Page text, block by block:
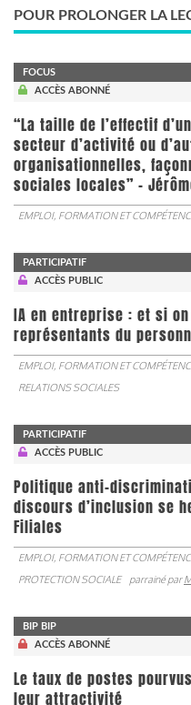
POUR PROLONGER LA
FOCUS
ACCÈS ABONNÉ
“La taille de l’effectif
secteur d’activité ou
organisationnelles,
sociales locales” -
EMPLOI, FORMATION ET
PARTICIPATIF
ACCÈS PUBLIC
IA en entreprise : et si
représentants du
EMPLOI, FORMATION ET
RELATIONS SOCIALES
PARTICIPATIF
ACCÈS PUBLIC
Politique anti-
discours d’inclusion se
Filiales
EMPLOI, FORMATION ET
PROTECTION SOCIALE
parrainé par
BIP BIP
ACCÈS ABONNÉ
Le taux de postes
leur attractivité